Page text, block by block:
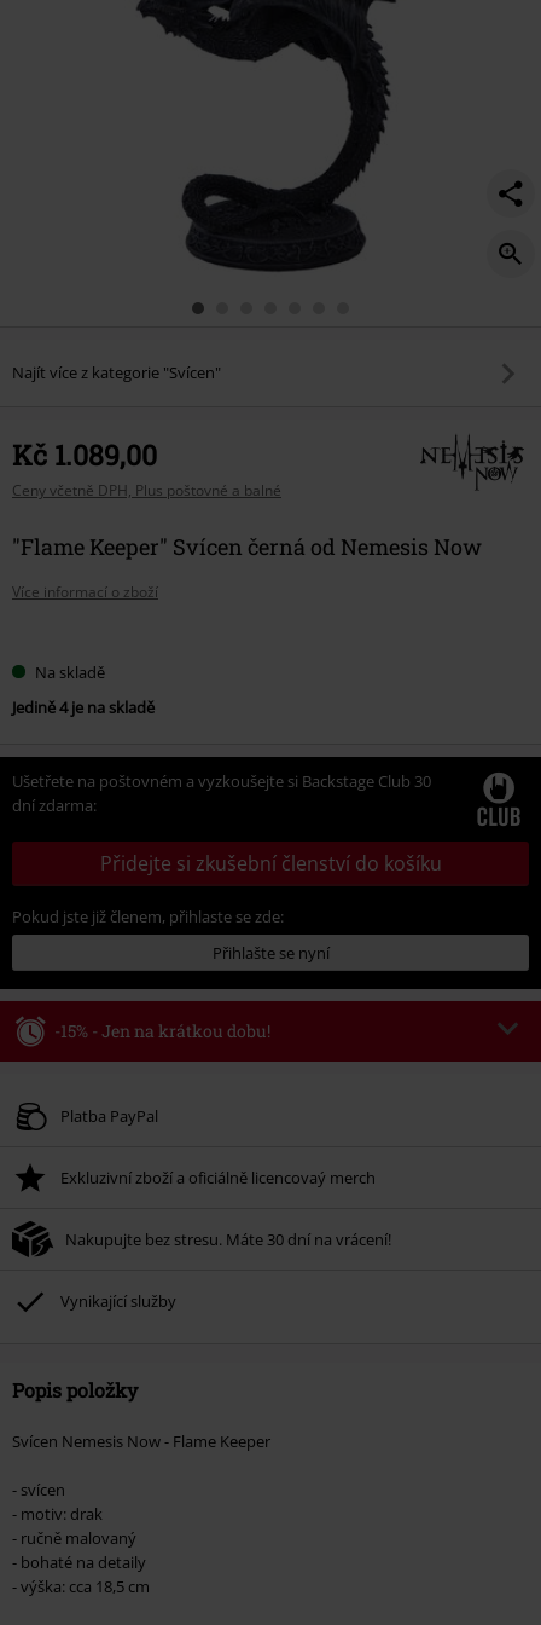
Najít více z kategorie "Svícen"
Kč 1.089,00
Ceny včetně DPH, Plus poštovné a balné
"Flame Keeper" Svícen černá od Nemesis Now
Více informací o zboží
si
velikost
Na skladě
Jedině 4 je na skladě
Ušetřete na poštovném a vyzkoušejte si Backstage Club 30
dní zdarma:
Přidejte si zkušební členství do košíku
Pokud jste již členem, přihlaste se zde:
Přihlašte se nyní
-15% - Jen na krátkou dobu!
Platné do 8/9/26
Po zadání kódu v košíku, se sleva uplatní automaticky.
Nelze kombinovat s jinými akciovými kódy. Sleva se nevztahuje na: knihy,
média, vstupenky, Rammstein, (Till) Lindemann, Böhse Onkelz, Broilers, Die
podpoříte nadaci.
Platba PayPal
Exkluzivní zboží a oficiálně licencovaý merch
Nakupujte bez stresu. Máte 30 dní na vrácení!
Vynikající služby
Popis položky
Svícen Nemesis Now - Flame Keeper
- svícen
- motiv: drak
- ručně malovaný
- bohaté na detaily
- výška: cca 18,5 cm